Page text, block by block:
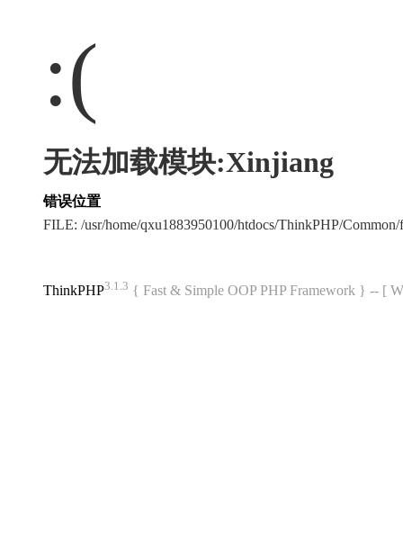
:(
无法加载模块:Xinjiang
错误位置
FILE: /usr/home/qxu1883950100/htdocs/ThinkPHP/
ThinkPHP3.1.3 { Fast & Simple OOP PHP Framework } -- [